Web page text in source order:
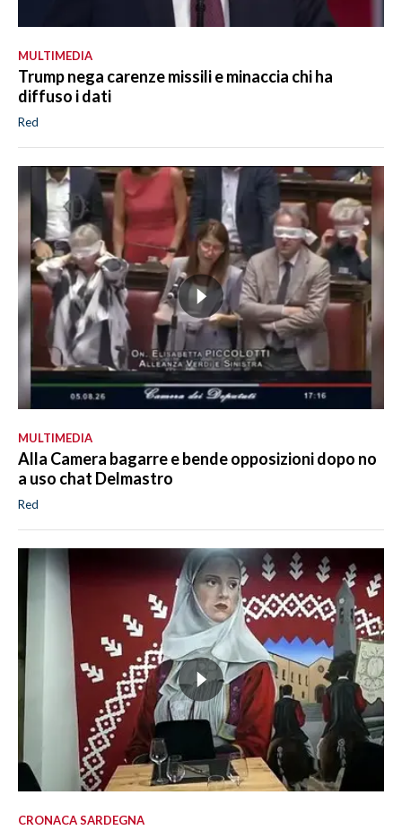
MULTIMEDIA
Trump nega carenze missili e minaccia chi ha
diffuso i dati
Red
MULTIMEDIA
Alla Camera bagarre e bende opposizioni dopo no
a uso chat Delmastro
Red
CRONACA SARDEGNA